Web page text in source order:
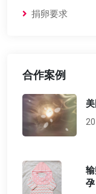
捐卵要求
合作案例
孕